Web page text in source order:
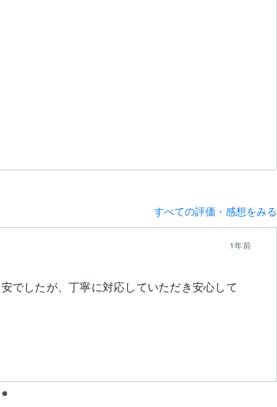
すべての評価・感想をみる
1年前
でしたが、丁寧に対応していただき安心して